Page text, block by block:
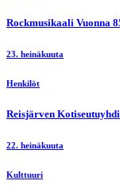
Rockmusikaali Vuonna
23. heinäkuuta
Henkilöt
Reisjärven
22. heinäkuuta
Kulttuuri